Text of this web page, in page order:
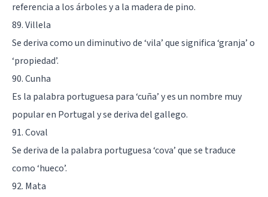
referencia a los árboles y a la madera de pino.
89. Villela
Se deriva como un diminutivo de ‘vila’ que significa ‘granja’ o
‘propiedad’.
90. Cunha
Es la palabra portuguesa para ‘cuña’ y es un nombre muy
popular en Portugal y se deriva del gallego.
91. Coval
Se deriva de la palabra portuguesa ‘cova’ que se traduce
como ‘hueco’.
92. Mata